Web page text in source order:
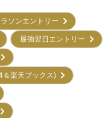
ラソンエントリー
最強翌日エントリー
＆楽天ブックス)